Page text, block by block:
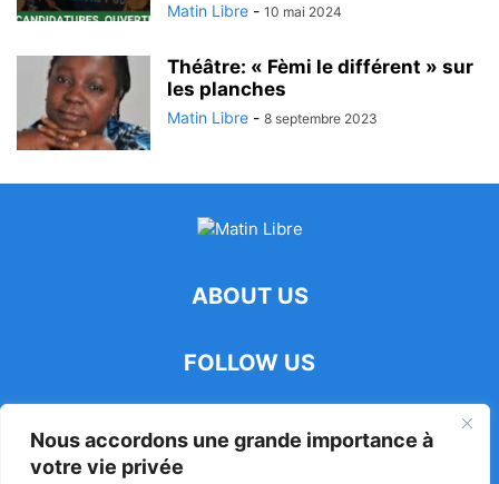
Nous accordons une grande importance à
votre vie privée
Matin Libre - 10 mai 2024
Théâtre: « Fèmi le différent » sur
les planches
Matin Libre - 8 septembre 2023
ABOUT US
FOLLOW US